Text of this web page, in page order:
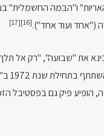
ו"הבמה החשמלית"
("אחד ועוד אחד").[16]
[17]
רובינא את "שבועה", "רק
הופיע פיק גם בפסטיבל